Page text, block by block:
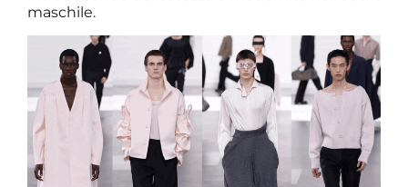
maschile.